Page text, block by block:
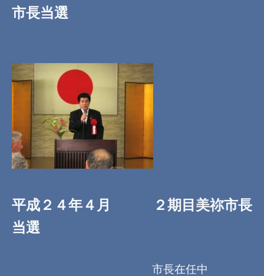
市長当選
平成２４年４月 ２期目美祢市長
当選
市長在任中